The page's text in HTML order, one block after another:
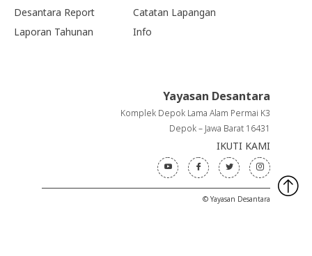
Desantara Report
Laporan Tahunan
Catatan Lapangan
Info
Yayasan Desantara
Komplek Depok Lama Alam Permai K3
Depok – Jawa Barat 16431
IKUTI KAMI
© Yayasan Desantara